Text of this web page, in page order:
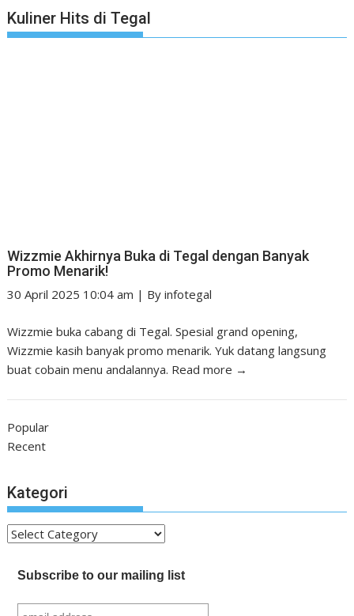
Kuliner Hits di Tegal
Wizzmie Akhirnya Buka di Tegal dengan Banyak
Promo Menarik!
30 April 2025 10:04 am | Byinfotegal
Wizzmie buka cabang di Tegal. Spesial grand opening,
Wizzmie kasih banyak promo menarik. Yuk datang langsung
buat cobain menu andalannya. Read more →
Popular
Recent
Kategori
Kategori
Subscribe to our mailing list